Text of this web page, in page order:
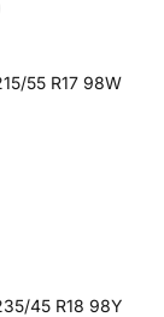
55 R17 98W
45 R18 98Y